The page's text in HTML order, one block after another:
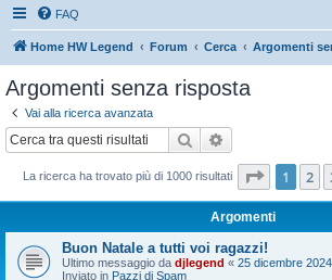
FAQ
Home HW Legend Forum Cerca Argomenti
Argomenti senza risposta
Vai alla ricerca avanzata
Cerca
La ricerca ha trovato più di 1000 risultati Pagina
1 2
Argomenti
Buon Natale a tutti voi ragazzi!
Ultimo messaggio da djlegend « 25 dicembre
Inviato in Pazzi di Spam